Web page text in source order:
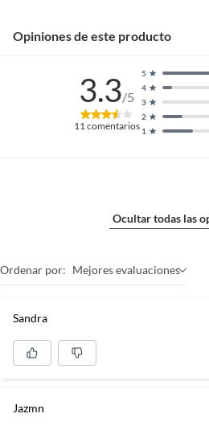
Opiniones de este producto
3.3/5
11comentarios 1
2
3
4
5
Ocultar todas las
Ordenar por: Mejores evaluaciones
Sandra
Jazmn